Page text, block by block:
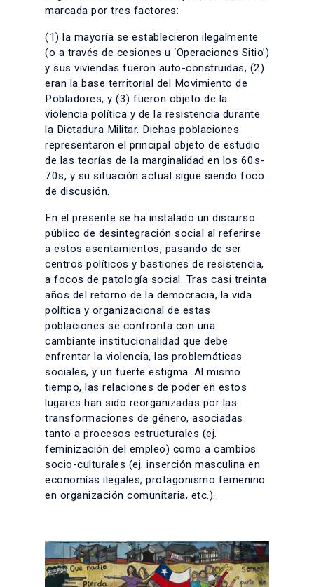
marcada por tres factores:
(1) la mayoría se establecieron ilegalmente
(o a través de cesiones u ‘Operaciones Sitio’)
y sus viviendas fueron auto-construidas, (2)
eran la base territorial del Movimiento de
Pobladores, y (3) fueron objeto de la
violencia política y de la resistencia durante
la Dictadura Militar. Dichas poblaciones
representaron el principal objeto de estudio
de las teorías de la marginalidad en los 60s-
70s, y su situación actual sigue siendo foco
de discusión.
En el presente se ha instalado un discurso
público de desintegración social al referirse
a estos asentamientos, pasando de ser
centros políticos y bastiones de resistencia,
a focos de patología social. Tras casi treinta
años del retorno de la democracia, la vida
política y organizacional de estas
poblaciones se confronta con una
cambiante institucionalidad que debe
enfrentar la violencia, las problemáticas
sociales, y un fuerte estigma. Al mismo
tiempo, las relaciones de poder en estos
lugares han sido reorganizadas por las
transformaciones de género, asociadas
tanto a procesos estructurales (ej.
feminización del empleo) como a cambios
socio-culturales (ej. inserción masculina en
economías ilegales, protagonismo femenino
en organización comunitaria, etc.).